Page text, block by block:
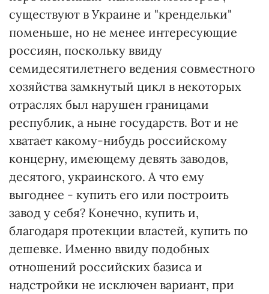
существуют в Украине и "крендельки"
поменьше, но не менее интересующие
россиян, поскольку ввиду
семидесятилетнего ведения совместного
хозяйства замкнутый цикл в некоторых
отраслях был нарушен границами
республик, а ныне государств. Вот и не
хватает какому-нибудь российскому
концерну, имеющему девять заводов,
десятого, украинского. А что ему
выгоднее - купить его или построить
завод у себя? Конечно, купить и,
благодаря протекции властей, купить по
дешевке. Именно ввиду подобных
отношений российских базиса и
надстройки не исключен вариант, при